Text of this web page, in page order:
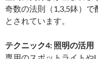
奇数の法則（1,3,5鉢）
とされています。
テクニック4: 照明の活用